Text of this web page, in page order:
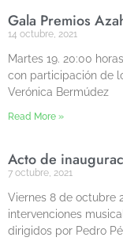
Gala Premios
14 octubre, 2021
Martes 19. 20:00
con participación de
Verónica Bermúdez
Read More »
Acto de
7 octubre, 2021
Viernes 8 de octubre
intervenciones
dirigidos por Pedro